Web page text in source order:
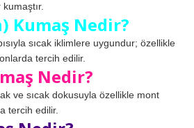
Kumaş Nedir?
sıcak iklimlere uygundur; özellikle
tercih edilir.
Nedir?
ve sıcak dokusuyla özellikle mont
tercih edilir.